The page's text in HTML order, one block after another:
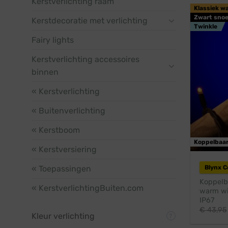
Kerstdecoratie met verlichting
Fairy lights
Kerstverlichting accessoires
binnen
« Kerstverlichting
« Buitenverlichting
« Kerstboom
« Kerstversiering
« Toepassingen
« KerstverlichtingBuiten.com
Kleur verlichting
Klassiek
Zwart
Twinkle
Koppelbaar
Blynx
warm
IP67
€43,95